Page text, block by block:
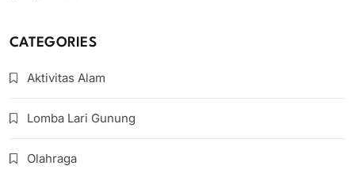
CATEGORIES
Aktivitas Alam
Lomba Lari Gunung
Olahraga